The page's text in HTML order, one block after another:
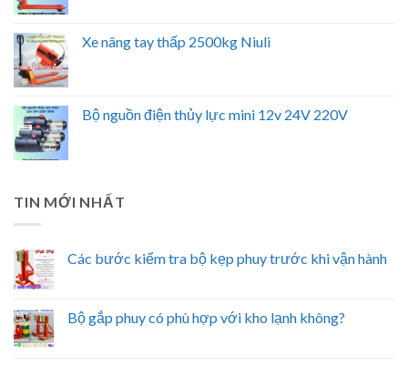
Xe nâng tay thấp 2500kg Niuli
Bộ nguồn điện thủy lực mini 12v 24V 220V
TIN MỚI NHẤT
Các bước kiểm tra bộ kẹp phuy trước khi vận hành
Bộ gắp phuy có phù hợp với kho lạnh không?